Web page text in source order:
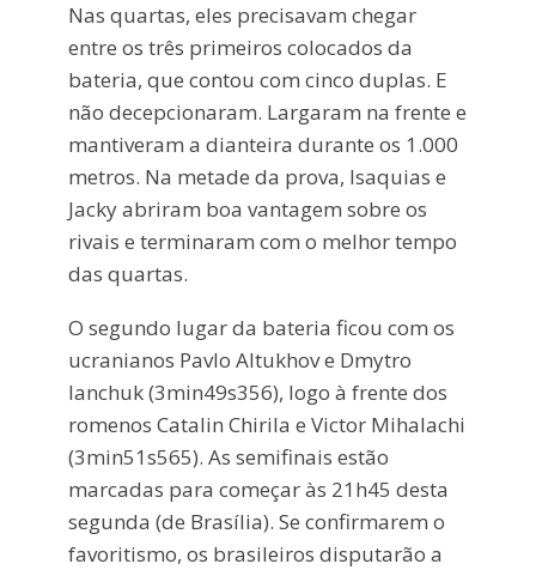
Nas quartas, eles precisavam chegar
entre os três primeiros colocados da
bateria, que contou com cinco duplas. E
não decepcionaram. Largaram na frente e
mantiveram a dianteira durante os 1.000
metros. Na metade da prova, Isaquias e
Jacky abriram boa vantagem sobre os
rivais e terminaram com o melhor tempo
das quartas.
O segundo lugar da bateria ficou com os
ucranianos Pavlo Altukhov e Dmytro
Ianchuk (3min49s356), logo à frente dos
romenos Catalin Chirila e Victor Mihalachi
(3min51s565). As semifinais estão
marcadas para começar às 21h45 desta
segunda (de Brasília). Se confirmarem o
favoritismo, os brasileiros disputarão a